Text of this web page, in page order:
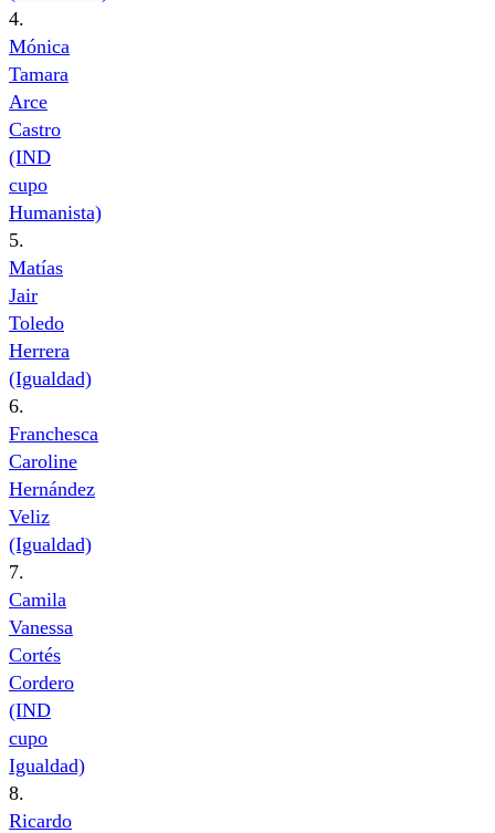
4.
Mónica
Tamara
Arce
Castro
(IND
cupo
Humanista)
5.
Matías
Jair
Toledo
Herrera
(Igualdad)
6.
Franchesca
Caroline
Hernández
Veliz
(Igualdad)
7.
Camila
Vanessa
Cortés
Cordero
(IND
cupo
Igualdad)
8.
Ricardo